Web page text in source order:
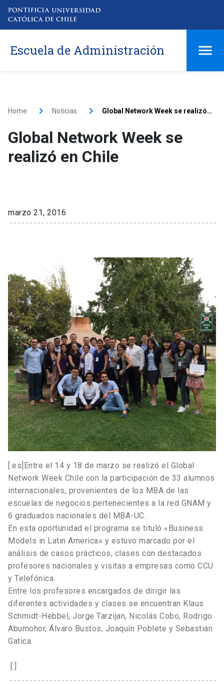
Escuela de Administración
Home Noticias Global Network Week se realizó en Chile
Global Network Week se
realizó en Chile
marzo 21, 2016
[:es]Entre el 14 y 18 de marzo se realizó el Global
Network Week Chile con la participación de 33 alumnos
internacionales, provenientes de los MBA de las
escuelas de negocios pertenecientes a la red GNAM y
6 graduados nacionales del MBA-UC.
En esta oportunidad el programa se tituló «Business
Models in Latin America» y estuvo marcado por el
análisis de casos prácticos, clases con destacados
profesores nacionales y visitas a empresas como CCU
y Telefónica.
Entre los profesores encargados de dirigir las
diferentes actividades y clases se encuentran Klaus
Schmidt-Hebbel, Jorge Tarzijan, Nicolás Cobo, Rodrigo
Abumohor, Álvaro Bustos, Joaquín Poblete y Sebastián
Gatica.
[:]